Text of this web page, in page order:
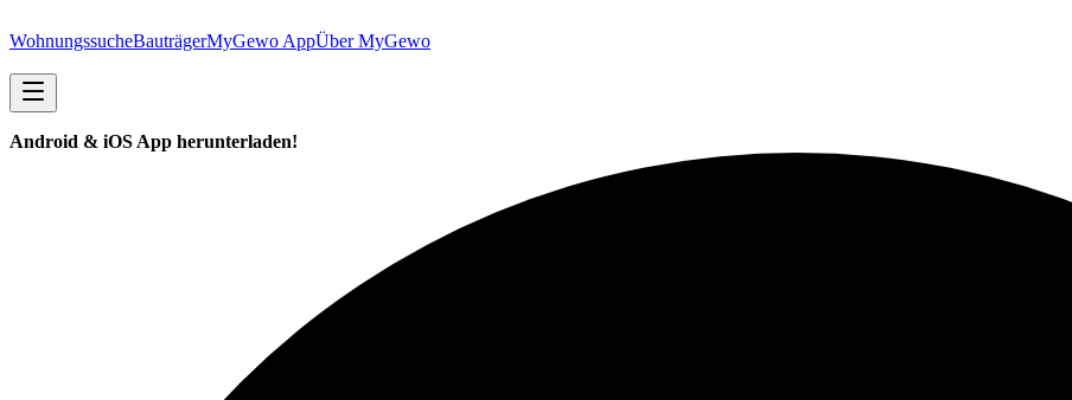
WohnungssucheBauträgerMyGewo AppÜber MyGewo
Android & iOS App herunterladen!